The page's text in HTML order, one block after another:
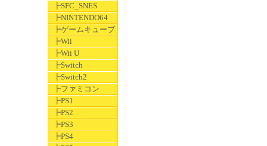
┣SFC_SNES
┣NINTENDO64
┣ゲームキューブ
┣Wii
┣Wii U
┣Switch
┣Switch2
┣ファミコン
┣PS1
┣PS2
┣PS3
┣PS4